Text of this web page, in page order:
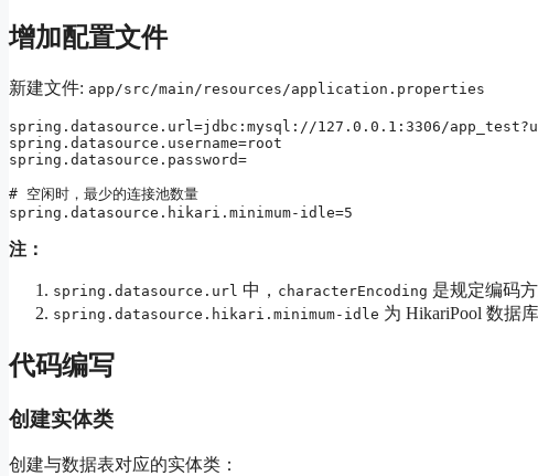
增加配置文件
新建文件: app/src/main/resources/application.properties
spring.datasource.url=jdbc:mysql://127.0.0.1:3306/
spring.datasource.username=root
spring.datasource.password=
# 空闲时，最少的连接池数量
spring.datasource.hikari.minimum-idle=5
注：
spring.datasource.url 中， characterEncoding 是规定编码
spring.datasource.hikari.minimum-idle 为 HikariPool 数据
代码编写
创建实体类
创建与数据表对应的实体类：